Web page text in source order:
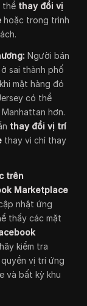
thể thay đổi vị
hoặc trong trình
Người bán
sai thành phố
mặt hàng đó
có thể
hơn.
thay đổi vị trí
thay vì chỉ thay
trên
Marketplace
nhật ứng
thấy các mặt
kiểm tra
vị trí ứng
và bất kỳ khu